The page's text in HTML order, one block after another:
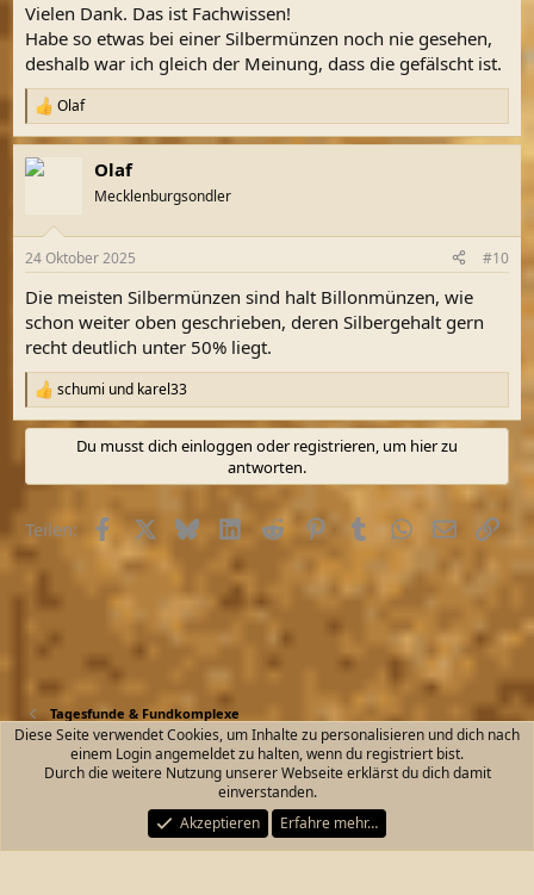
Vielen Dank. Das ist Fachwissen!
Habe so etwas bei einer Silbermünzen noch nie gesehen,
deshalb war ich gleich der Meinung, dass die gefälscht ist.
R
e
a
k
e
:
Olaf
Olaf
Mecklenburgsondler
24 Oktober 2025 #10
Die meisten Silbermünzen sind halt Billonmünzen, wie
schon weiter oben geschrieben, deren Silbergehalt gern
recht deutlich unter 50% liegt.
R
e
a
i
n
e
schumi und karel33
Du musst dich einloggen oder registrieren, um hier zu
antworten.
Teilen: FacebookX (Twitter)
BlueskyLinkedInRedditPinterestTumblrWhatsApp
E-MailLink
Tagesfunde & Fundkomplexe
Kontakt Nutzungsbedingungen
Datenschutz
Start
R
S
Community platform by XenForo® © 2010-2026 XenForo Ltd.
Diese Seite verwendet Cookies, um Inhalte zu personalisieren und dich nach
einem Login angemeldet zu halten, wenn du registriert bist.
Durch die weitere Nutzung unserer Webseite erklärst du dich damit
einverstanden.
Akzeptieren
Erfahre mehr…